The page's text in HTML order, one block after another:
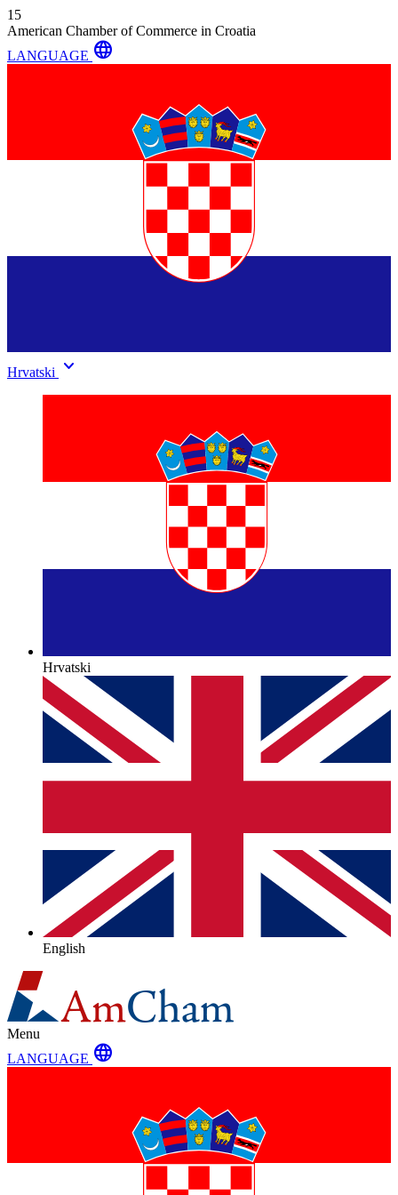
15
American Chamber of Commerce in Croatia
LANGUAGE language
Hrvatski keyboard_arrow_down
Hrvatski
English
Menu
LANGUAGE language